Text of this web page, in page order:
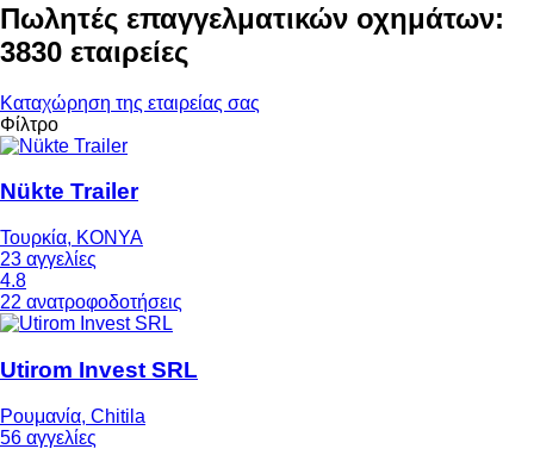
Πωλητές επαγγελματικών οχημάτων:
3830 εταιρείες
Καταχώρηση της εταιρείας σας
Φίλτρο
Nükte Trailer
Τουρκία, KONYA
23 αγγελίες
4.8
22 ανατροφοδοτήσεις
Utirom Invest SRL
Ρουμανία, Chitila
56 αγγελίες